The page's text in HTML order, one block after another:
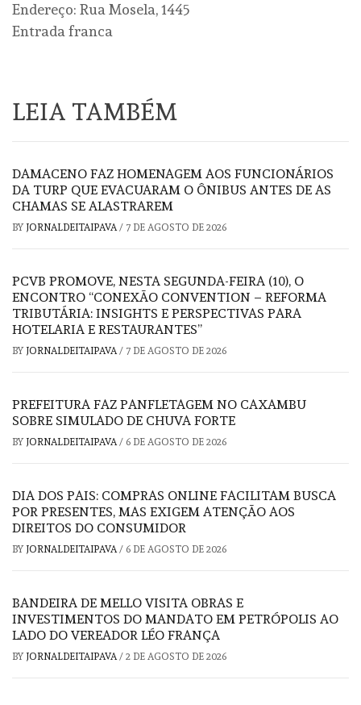
Endereço: Rua Mosela, 1445
Entrada franca
LEIA TAMBÉM
DAMACENO FAZ HOMENAGEM AOS FUNCIONÁRIOS
DA TURP QUE EVACUARAM O ÔNIBUS ANTES DE AS
CHAMAS SE ALASTRAREM
BY JORNALDEITAIPAVA/ 7 DE AGOSTO DE 2026
PCVB PROMOVE, NESTA SEGUNDA-FEIRA (10), O
ENCONTRO “CONEXÃO CONVENTION – REFORMA
TRIBUTÁRIA: INSIGHTS E PERSPECTIVAS PARA
HOTELARIA E RESTAURANTES”
BY JORNALDEITAIPAVA/ 7 DE AGOSTO DE 2026
PREFEITURA FAZ PANFLETAGEM NO CAXAMBU
SOBRE SIMULADO DE CHUVA FORTE
BY JORNALDEITAIPAVA/ 6 DE AGOSTO DE 2026
DIA DOS PAIS: COMPRAS ONLINE FACILITAM BUSCA
POR PRESENTES, MAS EXIGEM ATENÇÃO AOS
DIREITOS DO CONSUMIDOR
BY JORNALDEITAIPAVA/ 6 DE AGOSTO DE 2026
BANDEIRA DE MELLO VISITA OBRAS E
INVESTIMENTOS DO MANDATO EM PETRÓPOLIS AO
LADO DO VEREADOR LÉO FRANÇA
BY JORNALDEITAIPAVA/ 2 DE AGOSTO DE 2026